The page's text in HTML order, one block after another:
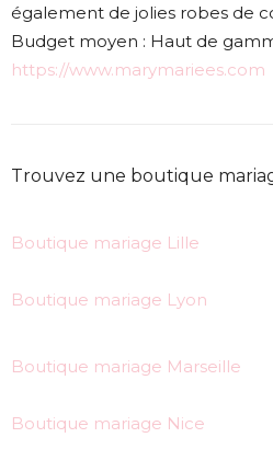
également de jolies robes de
Budget moyen : Haut de
https://www.marymariees.com
Trouvez une boutique
Boutique mariage Lille
Boutique mariage Lyon
Boutique mariage Marseille
Boutique mariage Nice